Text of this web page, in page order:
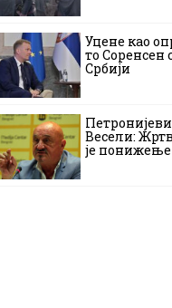
Уцене као
то Соренсен
Србији
Весели:
је понижење